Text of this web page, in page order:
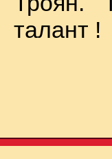
талант !